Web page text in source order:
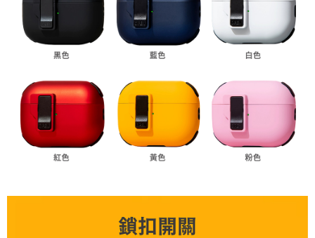
１．透過由恩沛科技股份有限公司提供之「AFTEE先享後付」服務完成之交
易，需依本服務之必要範圍內提供個人資料，並將交易相關給付款項請求債
權轉讓予恩沛科技股份有限公司。
２．關於個人資料處理事宜，請瀏覽以下網址：
https://aftee.tw/terms/#terms3
「AFTEE先享後付」，若未經同意申辦者引起之損失，本公司不負相關責
任。
４．使用「AFTEE先享後付」時，將依據個別帳號之用戶狀況，依本公司即
時審查核予不同之上限額度；若仍有額度不足之情形，本公司將視審查結果
請求用戶進行身份認證。
５．嚴禁一人註冊多個帳號或使用他人資訊註冊。若發現惡意使用之情形，
恩沛科技股份有限公司將有權停止該用戶之使用額度並採取法律行動。
每筆NT$80，滿NT$699(含以上)免運費